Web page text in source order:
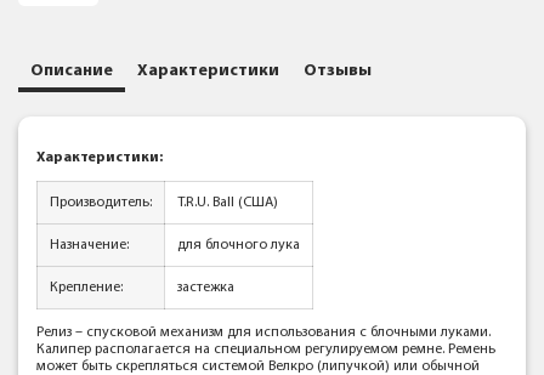
Описание Характеристики Отзывы
Характеристики:
Производитель: T.R.U. Ball (США)
Назначение: для блочного лука
Крепление: застежка
Релиз – спусковой механизм для использования с блочными луками.
Калипер располагается на специальном регулируемом ремне. Ремень
может быть скрепляться системой Велкро (липучкой) или обычной